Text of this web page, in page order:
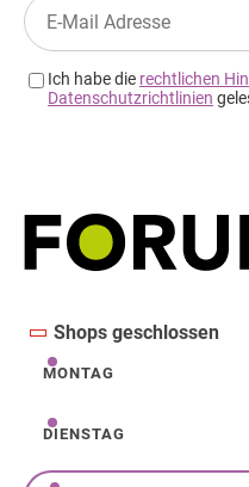
Shops geschlossen
Montag
MONTAG
Dienstag
DIENSTAG